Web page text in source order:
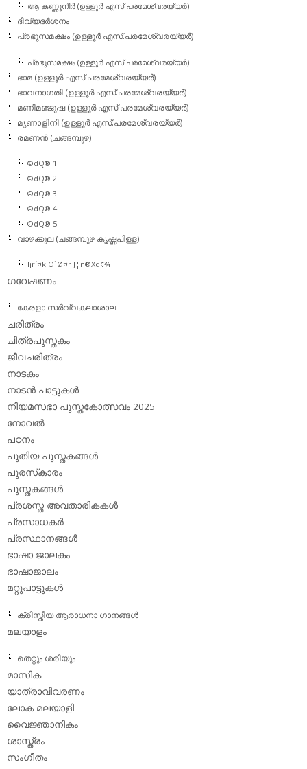
ആ കണ്ണുനീര്‍ (ഉള്ളൂര്‍ എസ്.പരമേശ്വരയ്യര്‍)
ദിവ്യദര്‍ശനം
പ്രഭുസമക്ഷം (ഉള്ളൂര്‍ എസ്.പരമേശ്വരയ്യര്‍)
പ്രഭുസമക്ഷം (ഉള്ളൂര്‍ എസ്.പരമേശ്വരയ്യര്‍)
ഭാമ (ഉള്ളൂര്‍ എസ്.പരമേശ്വരയ്യര്‍)
ഭാവനാഗതി (ഉള്ളൂര്‍ എസ്.പരമേശ്വരയ്യര്‍)
മണിമഞ്ജുഷ (ഉള്ളൂര്‍ എസ്.പരമേശ്വരയ്യര്‍)
മൃണാളിനി (ഉള്ളൂര്‍ എസ്.പരമേശ്വരയ്യര്‍)
രമണന്‍ (ചങ്ങമ്പുഴ)
©dQ® 1
©dQ® 2
©dQ® 3
©dQ® 4
©dQ® 5
വാഴക്കുല (ചങ്ങമ്പുഴ കൃഷ്ണപിള്ള)
l¡r´¤k O¹Ø¤r J¦n®Xd¢¾
ഗവേഷണം
കേരളാ സര്‍വ്വകലാശാല
ചരിത്രം
ചിത്രപുസ്തകം
ജീവചരിത്രം
നാടകം
നാടന്‍ പാട്ടുകള്‍
നിയമസഭാ പുസ്തകോത്സവം 2025
നോവല്‍
പഠനം
പുതിയ പുസ്തകങ്ങള്‍
പുരസ്‌കാരം
പുസ്തകങ്ങള്‍
പ്രശസ്ത അവതാരികകള്‍
പ്രസാധകര്‍
പ്രസ്ഥാനങ്ങള്‍
ഭാഷാ ജാലകം
ഭാഷാജാലം
മറ്റുപാട്ടുകള്‍
ക്രിസ്തീയ ആരാധനാ ഗാനങ്ങള്‍
മലയാളം
തെറ്റും ശരിയും
മാസിക
യാത്രാവിവരണം
ലോക മലയാളി
വൈജ്ഞാനികം
ശാസ്ത്രം
സംഗീതം